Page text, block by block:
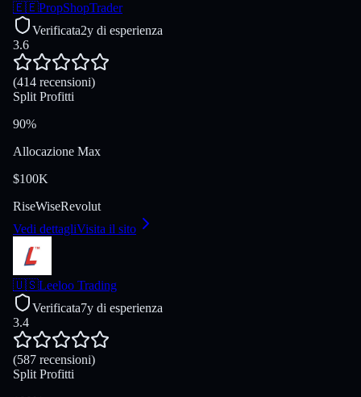
🇪🇪PropShopTrader
Verificata2y di esperienza
3.6
(414 recensioni)
Split Profitti
90%
Allocazione Max
$100K
RiseWiseRevolut
Vedi dettagliVisita il sito
🇺🇸Leeloo Trading
Verificata7y di esperienza
3.4
(587 recensioni)
Split Profitti